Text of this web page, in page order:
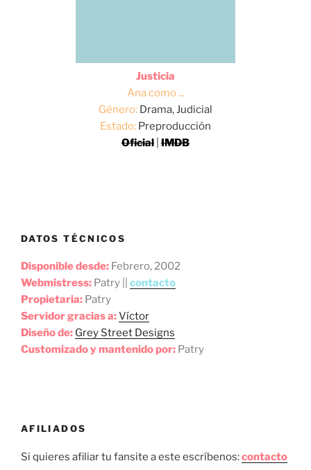
Justicia
Ana como ...
Género: Drama, Judicial
Estado: Preproducción
Oficial IMDB
DATOS TÉCNICOS
Disponible desde: Febrero, 2002
Webmistress: Patry || contacto
Propietaria: Patry
Servidor gracias a:Víctor
Diseño de: Grey Street Designs
Customizado y mantenido por: Patry
AFILIADOS
Si quieres afiliar tu fansite a este escríbenos:contacto